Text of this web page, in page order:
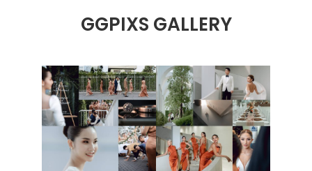
GGPIXS GALLERY